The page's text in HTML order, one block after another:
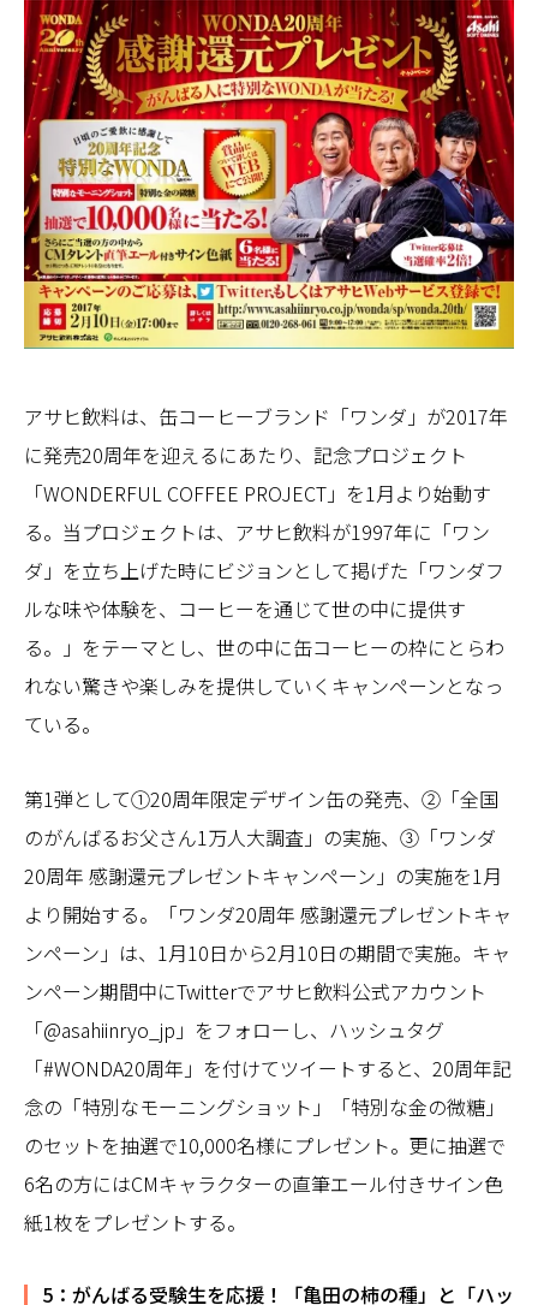
アサヒ飲料は、缶コーヒーブランド「ワンダ」が2017年
に発売20周年を迎えるにあたり、記念プロジェクト
「WONDERFUL COFFEE PROJECT」を1月より始動す
る。当プロジェクトは、アサヒ飲料が1997年に「ワン
ダ」を立ち上げた時にビジョンとして掲げた「ワンダフ
ルな味や体験を、コーヒーを通じて世の中に提供す
る。」をテーマとし、世の中に缶コーヒーの枠にとらわ
れない驚きや楽しみを提供していくキャンペーンとなっ
ている。
第1弾として①20周年限定デザイン缶の発売、②「全国
のがんばるお父さん1万人大調査」の実施、③「ワンダ
20周年 感謝還元プレゼントキャンペーン」の実施を1月
より開始する。「ワンダ20周年 感謝還元プレゼントキャ
ンペーン」は、1月10日から2月10日の期間で実施。キャ
ンペーン期間中にTwitterでアサヒ飲料公式アカウント
「@asahiinryo_jp」をフォローし、ハッシュタグ
「#WONDA20周年」を付けてツイートすると、20周年記
念の「特別なモーニングショット」「特別な金の微糖」
のセットを抽選で10,000名様にプレゼント。更に抽選で
6名の方にはCMキャラクターの直筆エール付きサイン色
紙1枚をプレゼントする。
5：がんばる受験生を応援！「亀田の柿の種」と「ハッ